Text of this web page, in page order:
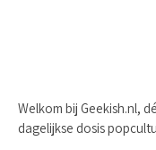
Welkom bij Geekish.nl,
dagelijkse dosis